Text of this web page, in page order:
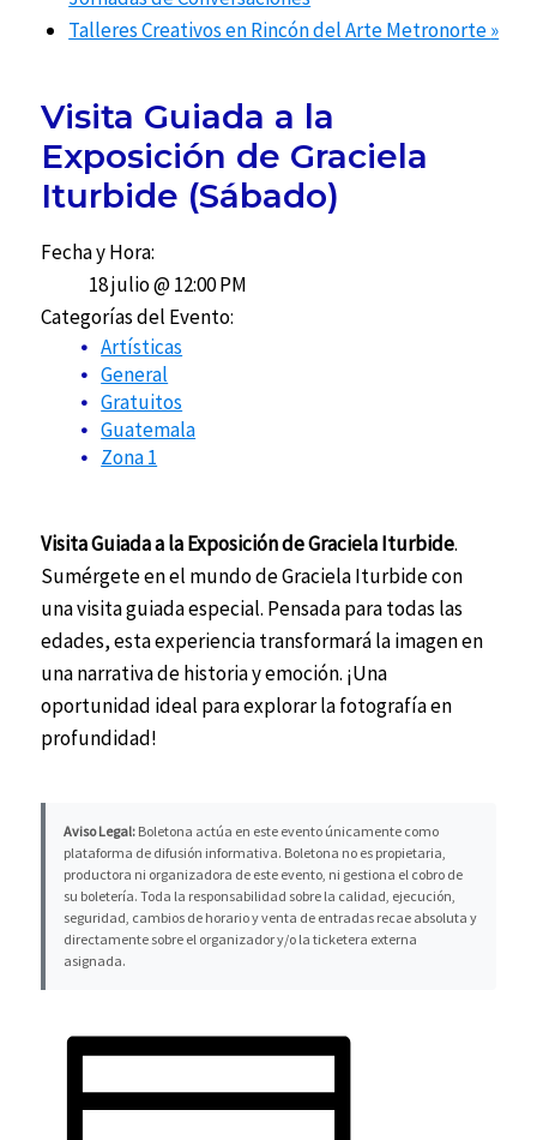
Talleres Creativos en Rincón del Arte Metronorte»
Visita Guiada a la
Exposición de Graciela
Iturbide (Sábado)
Fecha y Hora:
18 julio @ 12:00 PM
Categorías del Evento:
Artísticas
General
Gratuitos
Guatemala
Zona 1
Visita Guiada a la Exposición de Graciela Iturbide.
Sumérgete en el mundo de Graciela Iturbide con
una visita guiada especial. Pensada para todas las
edades, esta experiencia transformará la imagen en
una narrativa de historia y emoción. ¡Una
oportunidad ideal para explorar la fotografía en
profundidad!
Aviso Legal: Boletona actúa en este evento únicamente como
plataforma de difusión informativa. Boletona no es propietaria,
productora ni organizadora de este evento, ni gestiona el cobro de
su boletería. Toda la responsabilidad sobre la calidad, ejecución,
seguridad, cambios de horario y venta de entradas recae absoluta y
directamente sobre el organizador y/o la ticketera externa
asignada.